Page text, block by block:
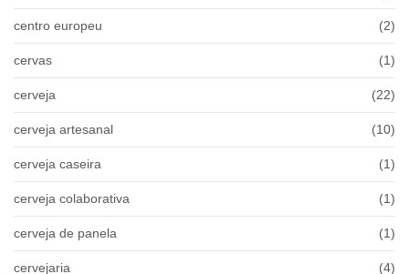
centro europeu (2)
cervas (1)
cerveja (22)
cerveja artesanal (10)
cerveja caseira (1)
cerveja colaborativa (1)
cerveja de panela (1)
cervejaria (4)